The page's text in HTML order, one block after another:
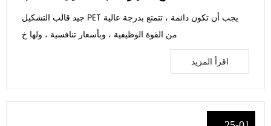
جيد قالب التشكيل PET يجب أن تكون دائمة ، تتمتع بدرجة عالية
من القوة الوظيفية ، وبأسعار تنافسية ، ولها خ
اقرأ المزيد